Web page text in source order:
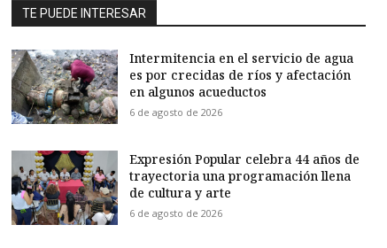
TE PUEDE INTERESAR
Intermitencia en el servicio de agua
es por crecidas de ríos y afectación
en algunos acueductos
6 de agosto de 2026
Expresión Popular celebra 44 años de
trayectoria una programación llena
de cultura y arte
6 de agosto de 2026